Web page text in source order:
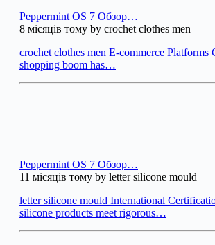
Peppermint OS 7 Обзор…
8 місяців тому by crochet clothes men
crochet clothes men E-commerce Platforms
shopping boom has…
Peppermint OS 7 Обзор…
11 місяців тому by letter silicone mould
letter silicone mould International
silicone products meet rigorous…